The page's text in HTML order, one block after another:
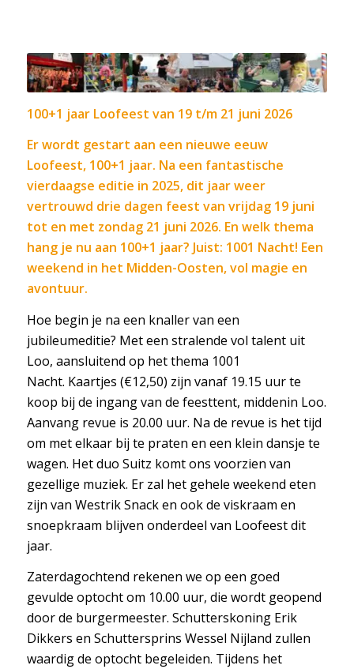
100+1 jaar Loofeest van 19 t/m 21 juni 2026
Er wordt gestart aan een nieuwe eeuw
Loofeest, 100+1 jaar. Na een fantastische
vierdaagse editie in 2025, dit jaar weer
vertrouwd drie dagen feest van vrijdag 19 juni
tot en met zondag 21 juni 2026. En welk thema
hang je nu aan 100+1 jaar? Juist: 1001 Nacht! Een
weekend in het Midden-Oosten, vol magie en
avontuur.
Hoe begin je na een knaller van een
jubileumeditie? Met een stralende vol talent uit
Loo, aansluitend op het thema 1001
Nacht. Kaartjes (€12,50) zijn vanaf 19.15 uur te
koop bij de ingang van de feesttent, middenin Loo.
Aanvang revue is 20.00 uur. Na de revue is het tijd
om met elkaar bij te praten en een klein dansje te
wagen. Het duo Suitz komt ons voorzien van
gezellige muziek. Er zal het gehele weekend eten
zijn van Westrik Snack en ook de viskraam en
snoepkraam blijven onderdeel van Loofeest dit
jaar.
Zaterdagochtend rekenen we op een goed
gevulde optocht om 10.00 uur, die wordt geopend
door de burgermeester. Schutterskoning Erik
Dikkers en Schuttersprins Wessel Nijland zullen
waardig de optocht begeleiden. Tijdens het